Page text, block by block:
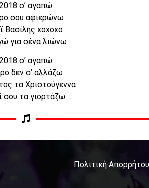
2018 σ’ αγαπώ
σου αφιερώνω
Βασίλης xoxoxo
για σένα λιώνω
2018 σ’ αγαπώ
δεν σ’ αλλάζω
τα Χριστούγεννα
σου τα γιορτάζω
Πολιτική Απορρήτου